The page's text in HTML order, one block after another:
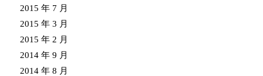
2015 年 7 月
2015 年 3 月
2015 年 2 月
2014 年 9 月
2014 年 8 月